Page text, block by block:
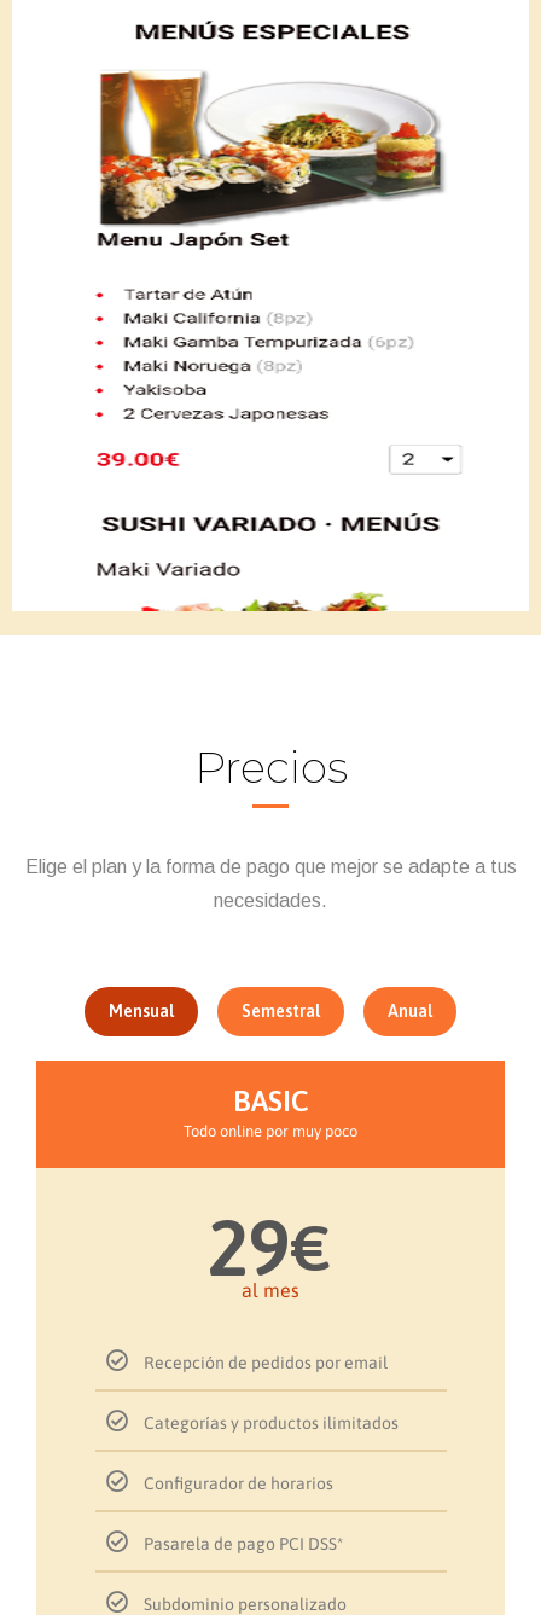
Precios
Elige el plan y la forma de pago que mejor se adapte a tus
necesidades.
Mensual Semestral Anual
BASIC
Todo online por muy poco
29€
al mes
Recepción de pedidos por email
Categorías y productos ilimitados
Configurador de horarios
Pasarela de pago PCI DSS*
Subdominio personalizado
BASIC
Todo online por muy poco
29€
al mes
Recepción de pedidos por email
Categorías y productos ilimitados
Configurador de horarios
Pasarela de pago PCI DSS*
Subdominio personalizado
BASIC
Todo online por muy poco
€29 25€
al mes
Recepción de pedidos por email
Categorías y productos ilimitados
Configurador de horarios
Pasarela de pago PCI DSS*
Subdominio personalizado